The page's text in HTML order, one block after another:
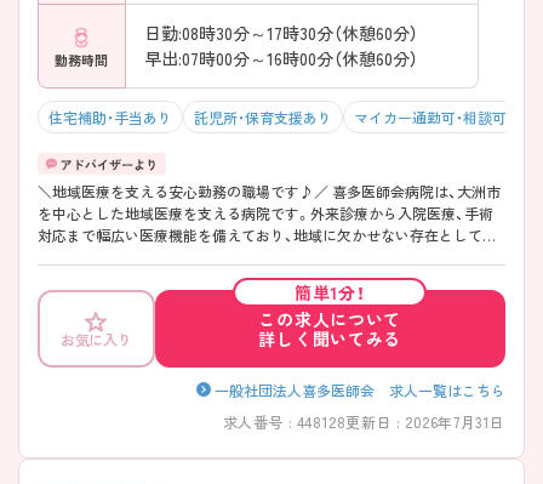
勤務時間
日勤:08時30分～17時30分（休憩60分）
早出:07時00分～16時00分（休憩60分）
住宅補助・手当あり 託児所・保育支援あり マイカー通勤可・相談可
＼地域医療を支える安心勤務の職場です♪／ 喜多医師会病院は、大洲市
を中心とした地域医療を支える病院です。外来診療から入院医療、手術
対応まで幅広い医療機能を備えており、地域に欠かせない存在として多
活躍の場も多彩で、さまざまな経験を積みたい方にもおすすめです。 ま
た、「年間休日125日」「月平均残業5時間」と働きやすさも魅力のひとつ。
院内保育施設や各種休暇制度も整っており、子育て世代の方も安心して
勤務しやすい環境です。地域に貢献しながら、無理なく長く働ける職場
をお探しの方にぴったりの求人です♪
――――――――――――――― ■ 「年間休日125日」でしっかりリフレ
にしたい方にうれしい勤務環境です。 ・「年間休日125日」のゆとりある休
日数 ・月平均残業時間は「5時間」と少なめ ・住宅手当や扶養手当など福利
お気に入り
簡単1分！
この求人について
詳しく聞いてみる
一般社団法人喜多医師会 求人一覧はこちら
求人番号 : 448128更新日 : 2026年7月31日